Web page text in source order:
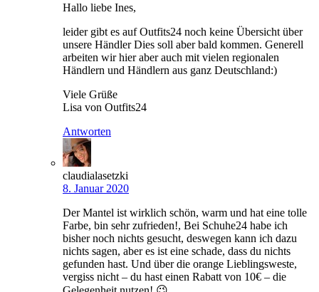
Hallo liebe Ines,
leider gibt es auf Outfits24 noch keine Übersicht über
unsere Händler Dies soll aber bald kommen. Generell
arbeiten wir hier aber auch mit vielen regionalen
Händlern und Händlern aus ganz Deutschland:)
Viele Grüße
Lisa von Outfits24
Antworten
claudialasetzki
8. Januar 2020
Der Mantel ist wirklich schön, warm und hat eine tolle
Farbe, bin sehr zufrieden!, Bei Schuhe24 habe ich
bisher noch nichts gesucht, deswegen kann ich dazu
nichts sagen, aber es ist eine schade, dass du nichts
gefunden hast. Und über die orange Lieblingsweste,
vergiss nicht – du hast einen Rabatt von 10€ – die